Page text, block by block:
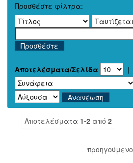
Προσθέστε φίλτρα:
Αποτελέσματα/Σελίδα |
Αποτελέσματα 1-2 από 2
προηγούμενο